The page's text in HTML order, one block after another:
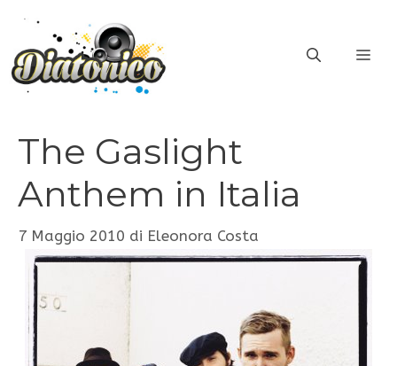
contenuto
The Gaslight
Anthem in Italia
7 Maggio 2010 di Eleonora Costa